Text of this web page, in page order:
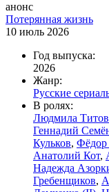
анонс
Потерянная жизнь
10 июль 2026
Год выпуска:
2026
Жанр:
Русские
В ролях:
Людмила
Геннадий
Кульков, Фёдор
Анатолий Кот,
Надежда
Гребенщиков,